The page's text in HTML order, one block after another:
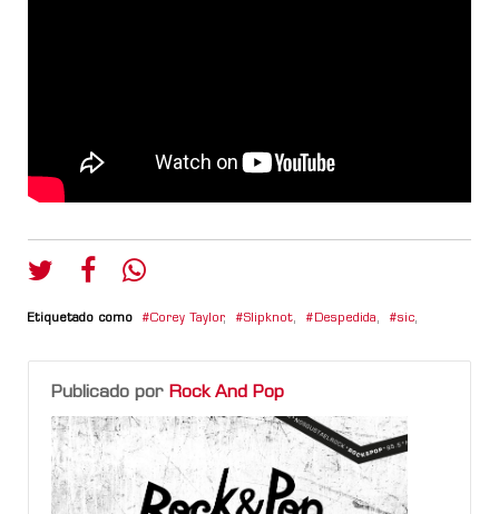
Etiquetado como Corey Taylor, Slipknot, Despedida, sic,
Publicado por Rock And Pop